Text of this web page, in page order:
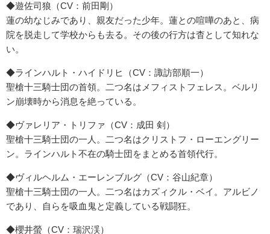
◆遊佐司狼（CV：前田剛）
蓮の幼なじみであり、親友だった少年。蓮との喧嘩のあと、病
院を脱走して学校からも去る。その後の行方は杳として知れな
い。
◆ラインハルト・ハイドリヒ（CV：諏訪部順一）
聖槍十三騎士団の首領。二つ名はメフィストフェレス。ベルリ
ン崩壊時から消息を絶っている。
◆ヴァレリア・トリファ（CV：成田 剣）
聖槍十三騎士団の一人。二つ名はクリストフ・ローエングリー
ン。ラインハルト不在の騎士団をまとめる首領代行。
◆ヴィルヘルム・エーレンブルグ（CV：谷山紀章）
聖槍十三騎士団の一人。二つ名はカズィクル・ベイ。アルビノ
であり、自らを吸血鬼と定義している戦闘狂。
◆櫻井螢（CV：瑞沢渓）